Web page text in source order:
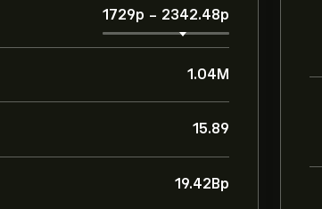
1729‎p‎ - 2342.48‎p‎
1.04M
15.89
19.42B‎p‎